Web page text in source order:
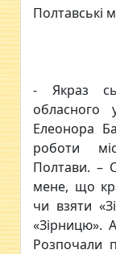
Полтавські
- Якраз
обласного
Елеонора
роботи
Полтави. –
мене, що
чи взяти
«Зірницю».
Розпочали